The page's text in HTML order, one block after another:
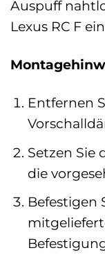
Auspuff
Lexus RC F
Entfernen
Setzen Sie
die
Befestigen